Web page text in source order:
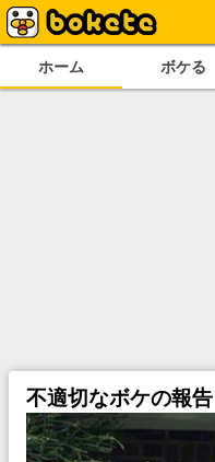
ホーム ボケる
不適切なボケの報告